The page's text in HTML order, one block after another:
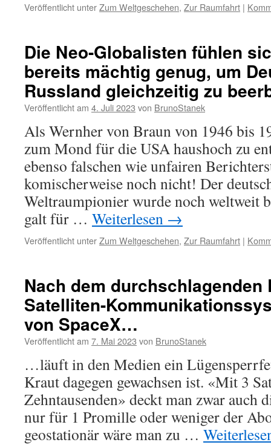
Veröffentlicht unterZum Weltgeschehen, Zur Raumfahrt |
Die Neo-Globalisten fühlen
bereits mächtig genug, um
Russland gleichzeitig zu
Veröffentlicht am 4. Juli 2023 von BrunoStanek
Als Wernher von Braun von 1946 bis
zum Mond für die USA haushoch zu
ebenso falschen wie unfairen
komischerweise noch nicht! Der
Weltraumpionier wurde noch weltweit
galt für … Weiterlesen →
Veröffentlicht unterZum Weltgeschehen, Zur Raumfahrt |
Nach dem durchschlagenden
Satelliten-
von SpaceX…
Veröffentlicht am 7. Mai 2023 von BrunoStanek
…läuft in den Medien ein
Kraut dagegen gewachsen ist. «Mit 3
Zehntausenden» deckt man zwar auch
nur für 1 Promille oder weniger der
geostationär wäre man zu …